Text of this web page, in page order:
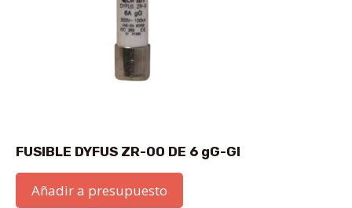
FUSIBLE DYFUS ZR-00 DE 6 gG-GI
Añadir a presupuesto